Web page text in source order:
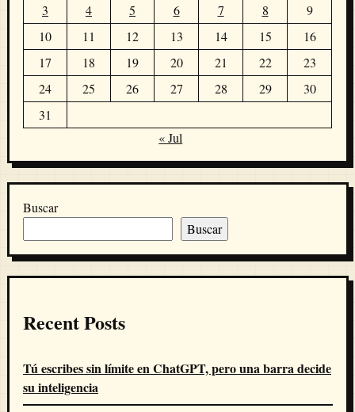
3
4 5 6 7 8
9
10
11 12 13 14 15
16
17
18 19 20 21 22
23
24
25 26 27 28 29
30
31
« Jul
Buscar
Buscar
Recent Posts
Tú escribes sin límite en ChatGPT, pero una barra decide
su inteligencia